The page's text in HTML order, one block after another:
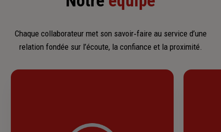
Chaque collaborateur met son savoir‑faire au service d’une
relation fondée sur l’écoute, la confiance et la proximité.